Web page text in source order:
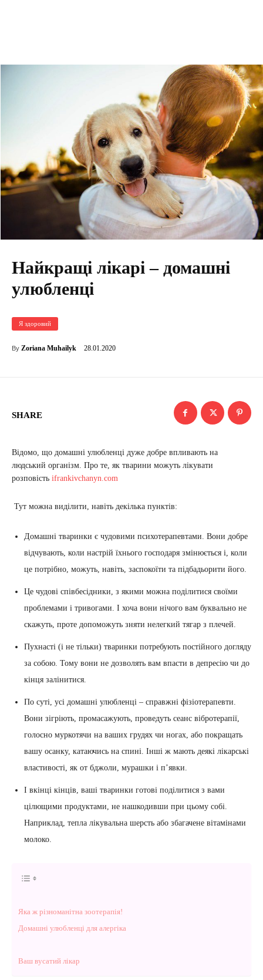
Найкращі лікарі – домашні
улюбленці
Я здоровий
By Zoriana Muhailyk 28.01.2020
SHARE
Відомо, що домашні улюбленці дуже добре впливають на
людський організм. Про те, як тварини можуть лікувати
розповість ifrankivchanyn.com
Тут можна виділити, навіть декілька пунктів:
Домашні тваринки є чудовими психотерапевтами. Вони добре
відчувають, коли настрій їхнього господаря змінюється і, коли
це потрібно, можуть, навіть, заспокоїти та підбадьорити його.
Це чудові співбесідники, з якими можна поділитися своїми
проблемами і тривогами. І хоча вони нічого вам буквально не
скажуть, проте допоможуть зняти нелегкий тягар з плечей.
Пухнасті (і не тільки) тваринки потребують постійного догляду
за собою. Тому вони не дозволять вам впасти в депресію чи до
кінця залінитися.
По суті, усі домашні улюбленці – справжні фізіотерапевти.
Вони зігріють, промасажують, проведуть сеанс вібротерапії,
голосно муркотячи на ваших грудях чи ногах, або покращать
вашу осанку, катаючись на спині. Інші ж мають деякі лікарські
властивості, як от бджоли, мурашки і п’явки.
І вкінці кінців, ваші тваринки готові поділитися з вами
цілющими продуктами, не нашкодивши при цьому собі.
Наприклад, тепла лікувальна шерсть або збагачене вітамінами
молоко.
Яка ж різноманітна зоотерапія!
Домашні улюбленці для алергіка
Ваш вусатий лікар